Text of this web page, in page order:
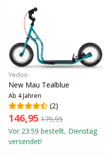
Yedoo
New Mau Tealblue
Ab 4 Jahren
(2)
146,95 179,95
Vor 23:59 bestellt, Dienstag
versendet!